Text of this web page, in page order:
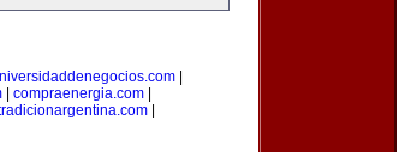
|
| compraenergia.com|